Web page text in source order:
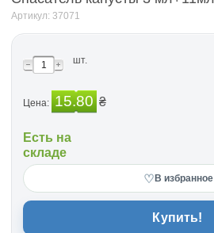
Артикул: 37071
шт.
Цена: 15.80 ₴
Есть на
складе
♡ В избранное
Купить!